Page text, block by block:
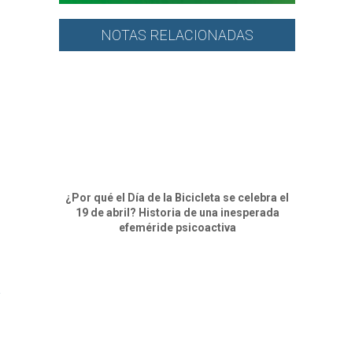
NOTAS RELACIONADAS
¿Por qué el Día de la Bicicleta se celebra el
19 de abril? Historia de una inesperada
efeméride psicoactiva